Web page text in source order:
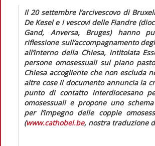
Il 20 settembre l’arcivescovo di
De Kesel e i vescovi delle Fiandre
Gand, Anversa, Bruges) hanno
riflessione sull’accompagnamento
all’interno della Chiesa, intitolata
persone omosessuali sul piano
Chiesa accogliente che non escluda
altre cose il documento annuncia la
punto di contatto interdiocesano
omosessuali e propone uno
per l’impegno delle coppie
(www.cathobel.be, nostra traduzione